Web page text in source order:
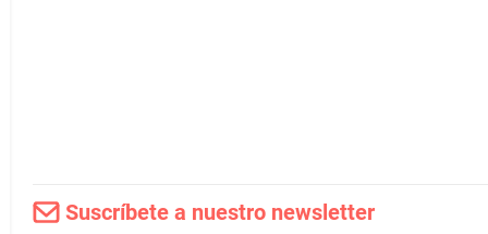
Suscríbete a nuestro newsletter